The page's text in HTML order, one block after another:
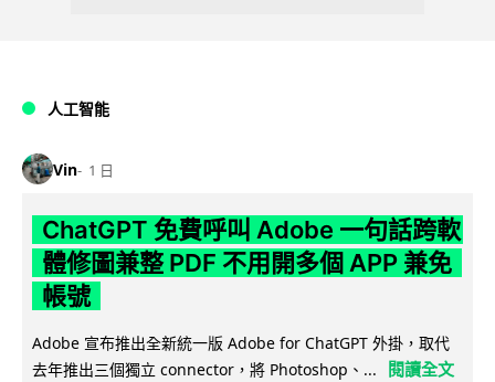
人工智能
Vin 1 日
ChatGPT 免費呼叫 Adobe 一句話跨軟
體修圖兼整 PDF 不用開多個 APP 兼免
帳號
Adobe 宣布推出全新統一版 Adobe for ChatGPT 外掛，取代
去年推出三個獨立 connector，將 Photoshop、...
閱讀全文